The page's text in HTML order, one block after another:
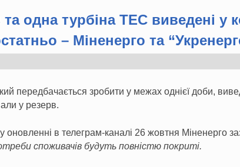
та одна турбіна ТЕС виведені у
– Міненерго та
передбачається зробити у межах однієї доби,
у резерв.
в телеграм-каналі 26 жовтня Міненерго
споживачів будуть повністю покриті.